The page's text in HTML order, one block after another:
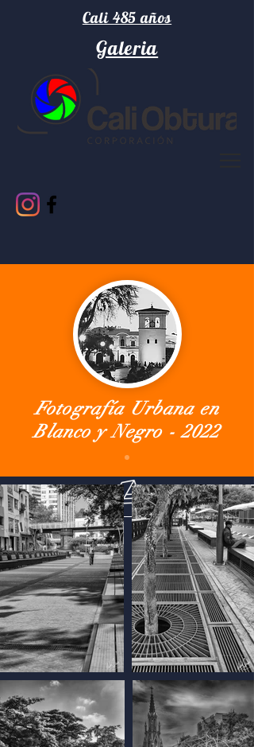
Cali 485 años
Galeria
Fotografía Urbana en
Blanco y Negro - 2022